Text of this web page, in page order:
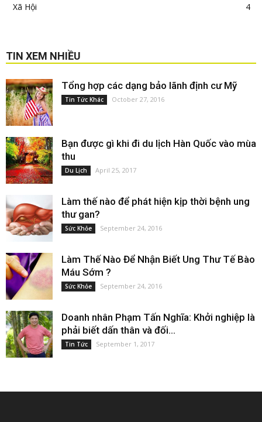
Xã Hội
4
TIN XEM NHIỀU
Tổng hợp các dạng bảo lãnh định cư Mỹ
Tin Tức Khác October 27, 2016
Bạn được gì khi đi du lịch Hàn Quốc vào mùa
thu
Du Lịch April 25, 2017
Làm thế nào để phát hiện kịp thời bệnh ung
thư gan?
Sức Khỏe September 24, 2016
Làm Thế Nào Để Nhận Biết Ung Thư Tế Bào
Máu Sớm ?
Sức Khỏe September 24, 2016
Doanh nhân Phạm Tấn Nghĩa: Khởi nghiệp là
phải biết dấn thân và đối...
Tin Tức September 1, 2017